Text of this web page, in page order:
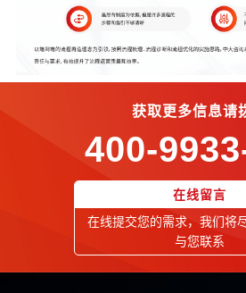
获取更多信息请
400-
在线留言
在线提交您的需求，我们将
与您联系